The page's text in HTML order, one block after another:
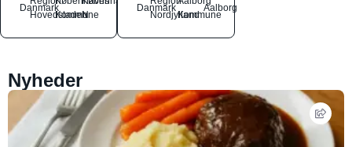
Danmark
Hovedstaden
Kommune
N
Danmark
NordjyllandKommune
Aalborg
Nyheder